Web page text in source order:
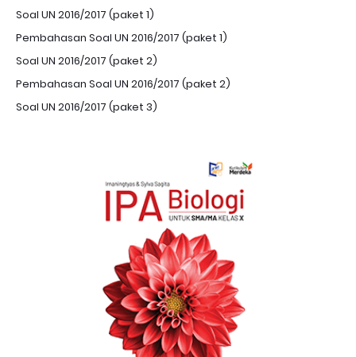
Soal UN 2016/2017 (paket 1)
Pembahasan Soal UN 2016/2017 (paket 1)
Soal UN 2016/2017 (paket 2)
Pembahasan Soal UN 2016/2017 (paket 2)
Soal UN 2016/2017 (paket 3)